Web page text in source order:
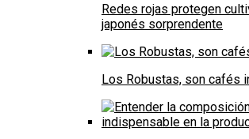
Redes rojas protegen
japonés sorprendente
Los Robustas, son cafés